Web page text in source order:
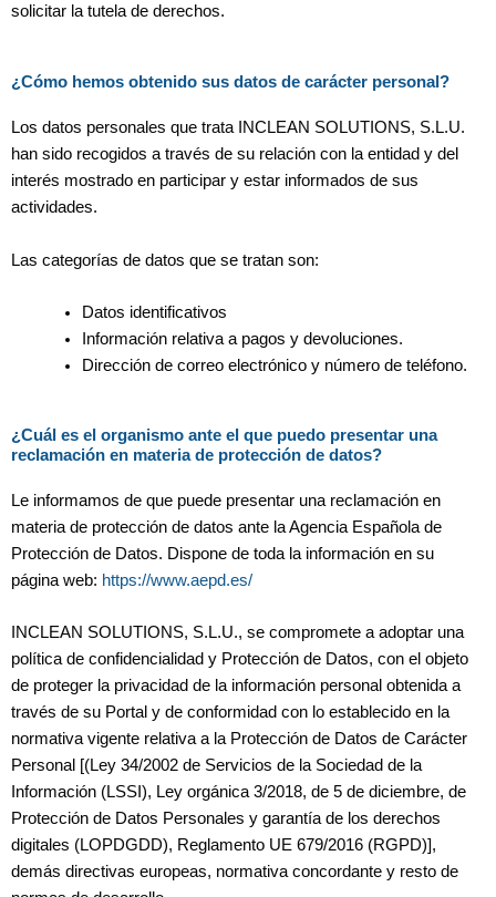
solicitar la tutela de derechos.
¿Cómo hemos obtenido sus datos de carácter personal?
Los datos personales que trata INCLEAN SOLUTIONS, S.L.U.
han sido recogidos a través de su relación con la entidad y del
interés mostrado en participar y estar informados de sus
actividades.
Las categorías de datos que se tratan son:
Datos identificativos
Información relativa a pagos y devoluciones.
Dirección de correo electrónico y número de teléfono.
¿Cuál es el organismo ante el que puedo presentar una
reclamación en materia de protección de datos?
Le informamos de que puede presentar una reclamación en
materia de protección de datos ante la Agencia Española de
Protección de Datos. Dispone de toda la información en su
página web: https://www.aepd.es/
INCLEAN SOLUTIONS, S.L.U., se compromete a adoptar una
política de confidencialidad y Protección de Datos, con el objeto
de proteger la privacidad de la información personal obtenida a
través de su Portal y de conformidad con lo establecido en la
normativa vigente relativa a la Protección de Datos de Carácter
Personal [(Ley 34/2002 de Servicios de la Sociedad de la
Información (LSSI), Ley orgánica 3/2018, de 5 de diciembre, de
Protección de Datos Personales y garantía de los derechos
digitales (LOPDGDD), Reglamento UE 679/2016 (RGPD)],
demás directivas europeas, normativa concordante y resto de